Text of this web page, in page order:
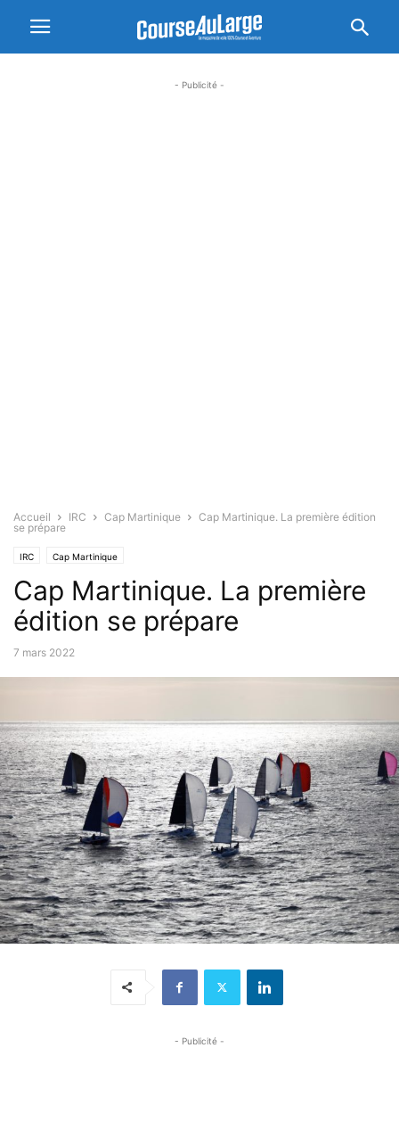
- Publicité -
Accueil IRC Cap Martinique
Cap Martinique. La première édition
se prépare
IRC Cap Martinique
Cap Martinique. La première
édition se prépare
7 mars 2022
- Publicité -